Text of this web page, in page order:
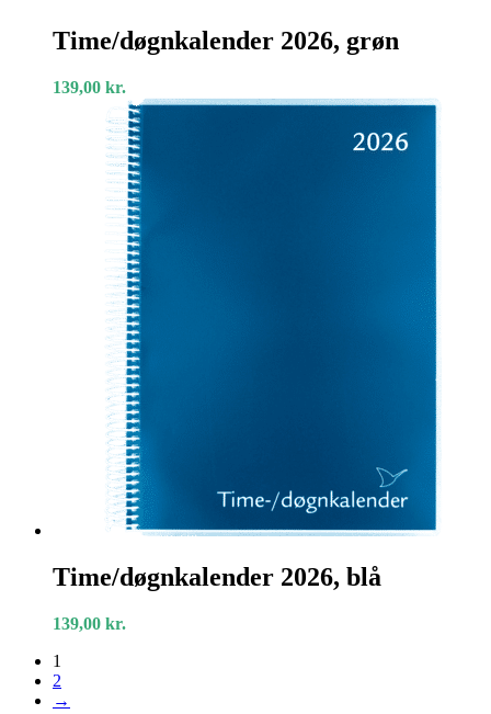
2026,
grøn
Time/døgnkalender 2026, grøn
139,00 kr.
2026,
blå
Time/døgnkalender 2026, blå
139,00 kr.
1
2
→